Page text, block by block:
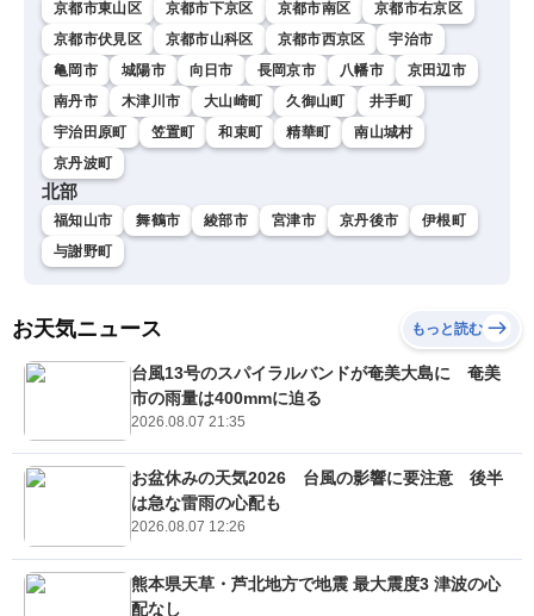
京都市東山区 京都市下京区 京都市南区
京都市右京区
京都市伏見区
京都市山科区 京都市西京区
宇治市
亀岡市
城陽市 向日市 長岡京市 八幡市
京田辺市
南丹市
木津川市 大山崎町 久御山町
井手町
宇治田原町
笠置町 和束町 精華町
南山城村
京丹波町
北部
福知山市 舞鶴市 綾部市 宮津市 京丹後市
伊根町
与謝野町
お天気ニュース もっと読む
台風13号のスパイラルバンドが奄美大島に 奄美
市の雨量は400mmに迫る
2026.08.07 21:35
お盆休みの天気2026 台風の影響に要注意 後半
は急な雷雨の心配も
2026.08.07 12:26
熊本県天草・芦北地方で地震 最大震度3 津波の心
配なし